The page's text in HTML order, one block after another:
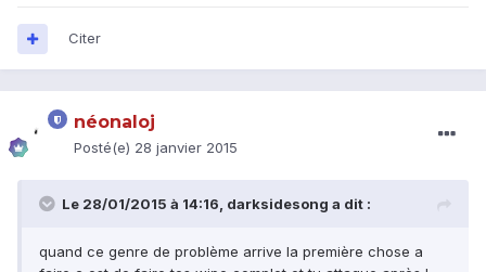
Citer
néonaloj
Posté(e) 28 janvier 2015
Le 28/01/2015 à 14:16, darksidesong a dit :
quand ce genre de problème arrive la première chose a